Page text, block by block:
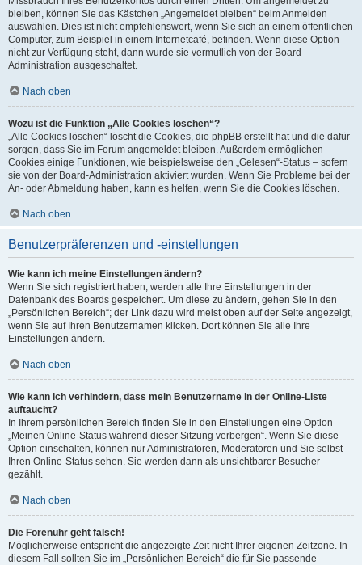
bleiben, können Sie das Kästchen „Angemeldet bleiben“ beim Anmelden
auswählen. Dies ist nicht empfehlenswert, wenn Sie sich an einem öffentlichen
Computer, zum Beispiel in einem Internetcafé, befinden. Wenn diese Option
nicht zur Verfügung steht, dann wurde sie vermutlich von der Board-
Administration ausgeschaltet.
Nach oben
Wozu ist die Funktion „Alle Cookies löschen“?
„Alle Cookies löschen“ löscht die Cookies, die phpBB erstellt hat und die dafür
sorgen, dass Sie im Forum angemeldet bleiben. Außerdem ermöglichen
Cookies einige Funktionen, wie beispielsweise den „Gelesen“-Status – sofern
sie von der Board-Administration aktiviert wurden. Wenn Sie Probleme bei der
An- oder Abmeldung haben, kann es helfen, wenn Sie die Cookies löschen.
Nach oben
Benutzerpräferenzen und -einstellungen
Wie kann ich meine Einstellungen ändern?
Wenn Sie sich registriert haben, werden alle Ihre Einstellungen in der
Datenbank des Boards gespeichert. Um diese zu ändern, gehen Sie in den
„Persönlichen Bereich“; der Link dazu wird meist oben auf der Seite angezeigt,
wenn Sie auf Ihren Benutzernamen klicken. Dort können Sie alle Ihre
Einstellungen ändern.
Nach oben
Wie kann ich verhindern, dass mein Benutzername in der Online-Liste
auftaucht?
In Ihrem persönlichen Bereich finden Sie in den Einstellungen eine Option
„Meinen Online-Status während dieser Sitzung verbergen“. Wenn Sie diese
Option einschalten, können nur Administratoren, Moderatoren und Sie selbst
Ihren Online-Status sehen. Sie werden dann als unsichtbarer Besucher
gezählt.
Nach oben
Die Forenuhr geht falsch!
Möglicherweise entspricht die angezeigte Zeit nicht Ihrer eigenen Zeitzone. In
diesem Fall sollten Sie im „Persönlichen Bereich“ die für Sie passende